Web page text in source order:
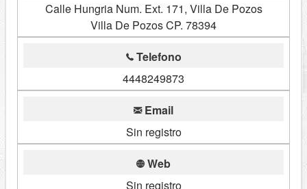
Calle Hungria Num. Ext. 171, Villa De Pozos
Villa De Pozos CP. 78394
Telefono
4448249873
Email
Sin registro
Web
Sin registro